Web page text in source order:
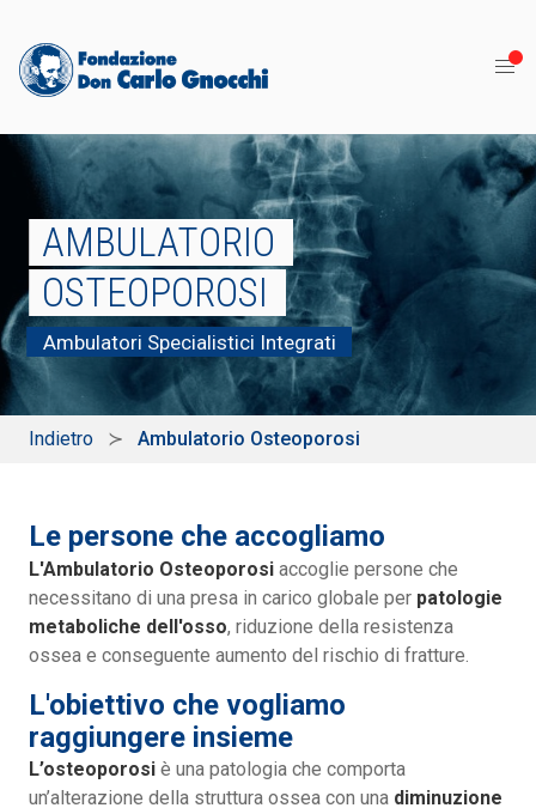
AMBULATORIO
OSTEOPOROSI
Ambulatori Specialistici Integrati
Indietro Ambulatorio Osteoporosi
Le persone che accogliamo
L'Ambulatorio Osteoporosi accoglie persone che
necessitano di una presa in carico globale per patologie
metaboliche dell'osso, riduzione della resistenza
ossea e conseguente aumento del rischio di fratture.
L'obiettivo che vogliamo
raggiungere insieme
L’osteoporosi è una patologia che comporta
un’alterazione della struttura ossea con una diminuzione